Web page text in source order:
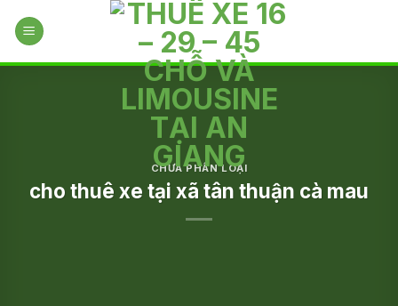
CHƯA PHÂN LOẠI
cho thuê xe tại xã tân thuận cà mau